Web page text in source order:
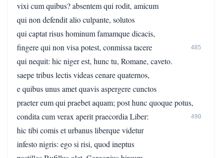
vixi cum quibus? absentem qui rodit, amicum
qui non defendit alio culpante, solutos
qui captat risus hominum famamque dicacis,
fingere qui non visa potest, conmissa tacere
485
qui nequit: hic niger est, hunc tu, Romane, caveto.
saepe tribus lectis videas cenare quaternos,
e quibus unus amet quavis aspergere cunctos
praeter eum qui praebet aquam; post hunc quoque potus,
condita cum verax aperit praecordia Liber:
490
hic tibi comis et urbanus liberque videtur
infesto nigris: ego si risi, quod ineptus